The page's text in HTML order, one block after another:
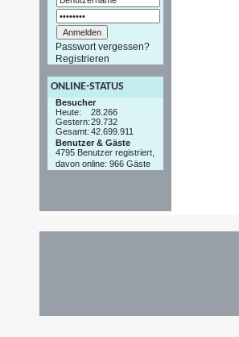
Passwort vergessen?
Registrieren
ONLINE-STATUS
Besucher
Heute:
28.266
Gestern:29.732
Gesamt: 42.699.911
Benutzer & Gäste
4795 Benutzer registriert,
davon online: 966 Gäste